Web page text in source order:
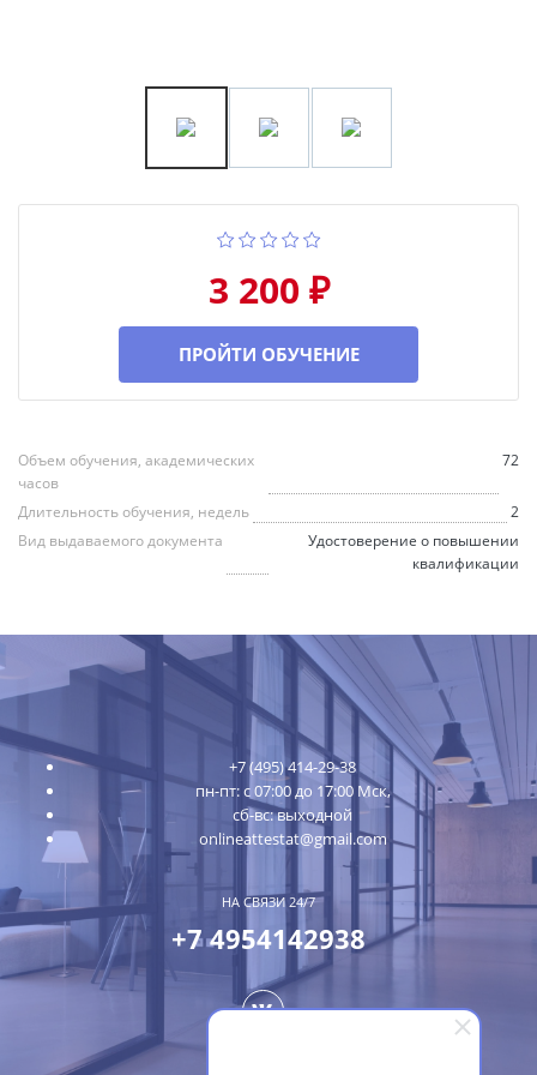
3 200 ₽
ПРОЙТИ ОБУЧЕНИЕ
Объем обучения, академических
часов
72
Длительность обучения, недель
2
Вид выдаваемого документа
Удостоверение о повышении
квалификации
+7 (495) 414-29-38
пн-пт: с 07:00 до 17:00 Мск,
сб-вс: выходной
onlineattestat@gmail.com
НА СВЯЗИ 24/7
+7 4954142938